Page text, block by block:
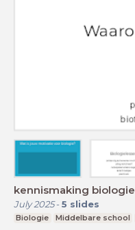
kennismaking biologie
July 2025- 5 slides
Biologie Middelbare school